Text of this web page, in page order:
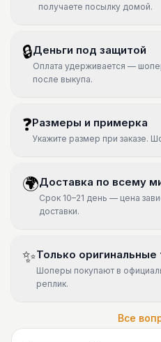
получаете посылку домой.
🔒Деньги под защитой
Оплата удерживается —
после выкупа.
❓Размеры и примерка
Укажите размер при заказе.
🌍Доставка по всему
Срок 10–21 день — цена
доставки.
✨Только оригинальные
Шоперы покупают в
реплик.
Все